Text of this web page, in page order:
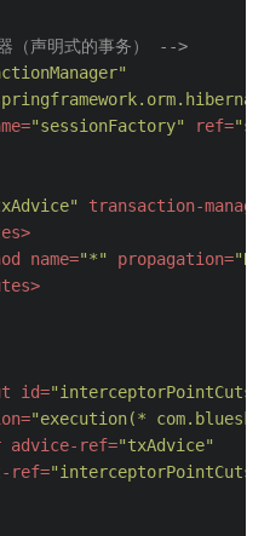
（声明式的事务） -->
="sessionFactory" ref=
transaction-
>
name="*" propagation=
>
id="interceptorPointCuts"
="execution(*
advice-ref="txAdvice"
ref="interceptorPointCuts"